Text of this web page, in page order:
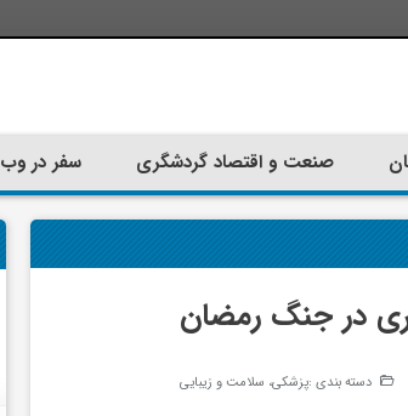
صنعت و اقتصاد گردشگری سفر در وب
در جنگ رمضان
دسته بندی :پزشکی، سلامت و زیبایی